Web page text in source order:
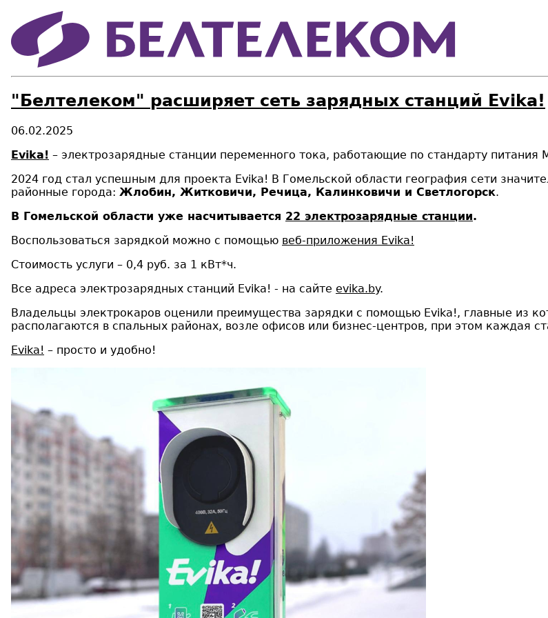
"Белтелеком" расширяет сеть зарядных станций Evika!
06.02.2025
Evika! – электрозарядные станции переменного тока, работающие по стандарту питания
2024 год стал успешным для проекта Evika! В Гомельской области география сети
районные города: Жлобин, Житковичи, Речица, Калинковичи и Светлогорск.
В Гомельской области уже насчитывается 22 электрозарядные станции.
Воспользоваться зарядкой можно с помощью веб-приложения Evika!
Стоимость услуги – 0,4 руб. за 1 кВт*ч.
Все адреса электрозарядных станций Evika! - на сайте evika.by.
Владельцы электрокаров оценили преимущества зарядки с помощью Evika!, главные из
располагаются в спальных районах, возле офисов или бизнес-центров, при этом каждая
Evika! – просто и удобно!